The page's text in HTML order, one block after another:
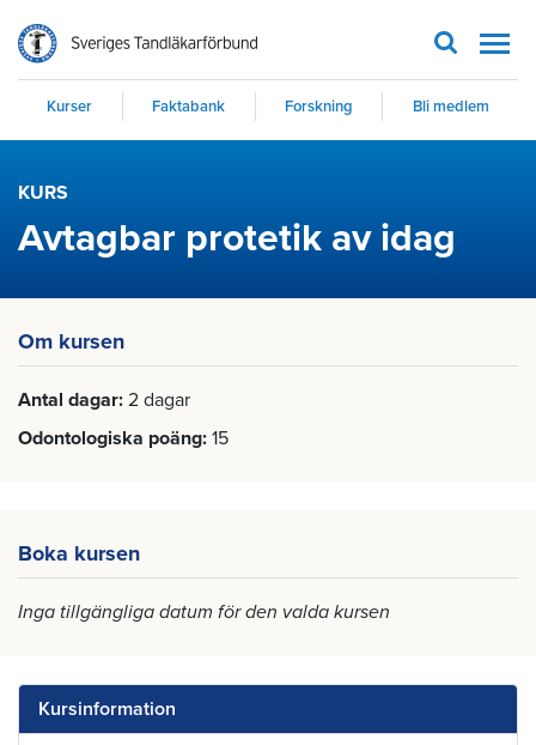
Kurser Faktabank Forskning Bli medlem
KURS
Avtagbar protetik av idag
Om kursen
Antal dagar 2 dagar
Odontologiska poäng 15
Boka kursen
Inga tillgängliga datum för den valda kursen
Kursinformation